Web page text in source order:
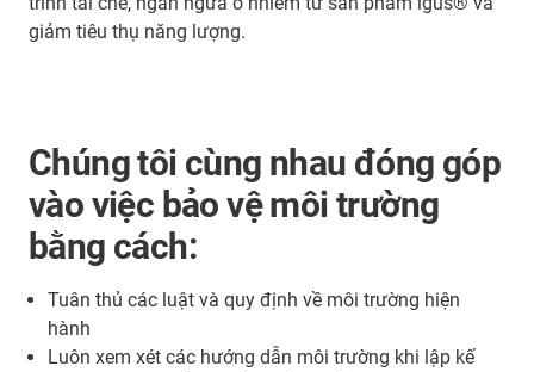
giảm tiêu thụ năng lượng.
Chúng tôi cùng nhau đóng góp
vào việc bảo vệ môi trường
bằng cách:
Tuân thủ các luật và quy định về môi trường hiện
hành
Luôn xem xét các hướng dẫn môi trường khi lập kế